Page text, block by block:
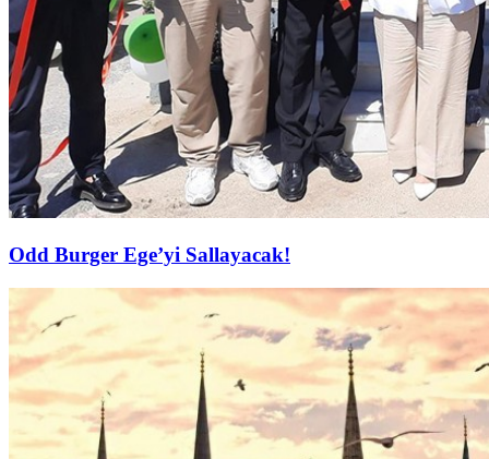
Odd Burger Ege’yi Sallayacak!